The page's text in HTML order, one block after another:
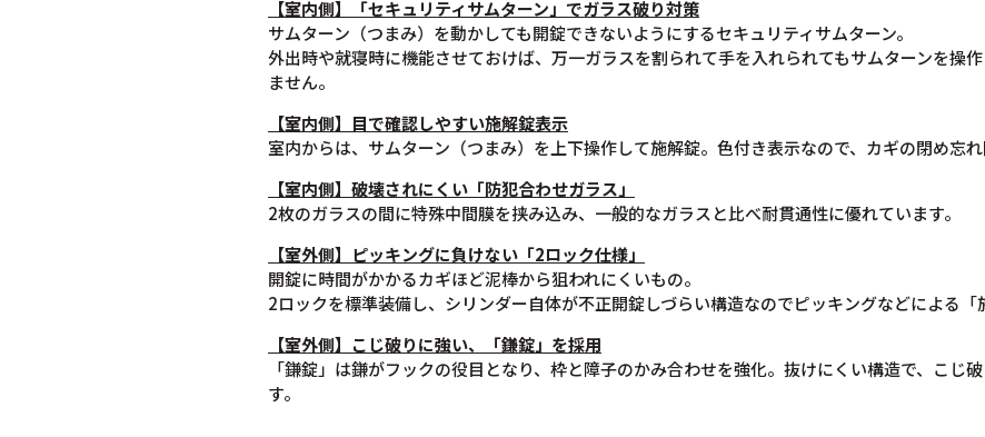
【室内側】「セキュリティサムターン」でガラス破り対策
サムターン（つまみ）を動かしても開錠できないようにするセキュリティサムターン。
外出時や就寝時に機能させておけば、万一ガラスを割られて手を入れられてもサムターンを操
ません。
【室内側】目で確認しやすい施解錠表示
室内からは、サムターン（つまみ）を上下操作して施解錠。色付き表示なので、カギの閉め忘れ
【室内側】破壊されにくい「防犯合わせガラス」
2枚のガラスの間に特殊中間膜を挟み込み、一般的なガラスと比べ耐貫通性に優れています。
【室外側】ピッキングに負けない「2ロック仕様」
開錠に時間がかかるカギほど泥棒から狙われにくいもの。
2ロックを標準装備し、シリンダー自体が不正開錠しづらい構造なのでピッキングなどによる「
【室外側】こじ破りに強い、「鎌錠」を採用
「鎌錠」は鎌がフックの役目となり、枠と障子のかみ合わせを強化。抜けにくい構造で、こじ
す。